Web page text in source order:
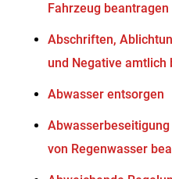
Fahrzeug beantragen
Abschriften,
und Negative amtlich
Abwasser entsorgen
von Regenwasser